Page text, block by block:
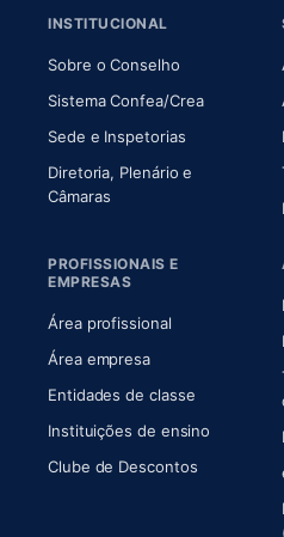
INSTITUCIONAL
Sobre o Conselho(abre em
Sistema Confea/Crea(abre em
Sede e Inspetorias
Diretoria, Plenário e
Câmaras(abre em nova aba)
PROFISSIONAIS E
EMPRESAS
Área profissional
Área empresa
Entidades de classe
Instituições de ensino
Clube de Descontos